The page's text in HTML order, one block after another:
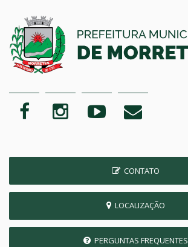
CONTATO
LOCALIZAÇÃO
PERGUNTAS FREQUENTES